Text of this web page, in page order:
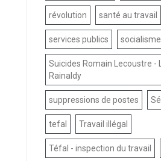
révolution santé au travail
services publics socialisme
Suicides Romain Lecoustre -
Rainaldy
suppressions de postes
tefal Travail illégal
Téfal - inspection du travail